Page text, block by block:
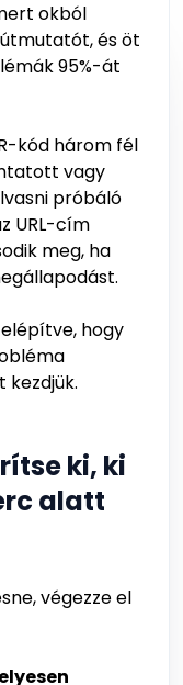
okból
és öt
95%-át
kód három fél
vagy
próbáló
URL-cím
meg, ha
hogy
kezdjük.
ki, ki
alatt
végezze el